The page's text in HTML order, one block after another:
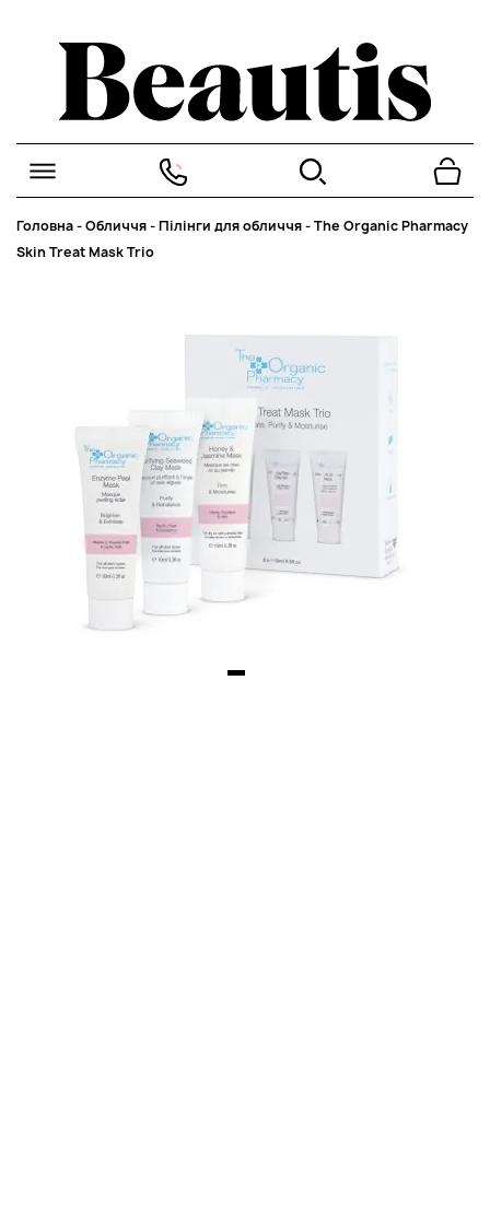
Головна-Обличчя-Пілінги для обличчя-The Organic Pharmacy
Skin Treat Mask Trio